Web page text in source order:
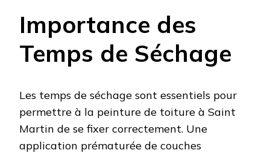
Importance des
Temps de Séchage
Les temps de séchage sont essentiels pour
permettre à la peinture de toiture à Saint
Martin de se fixer correctement. Une
application prématurée de couches